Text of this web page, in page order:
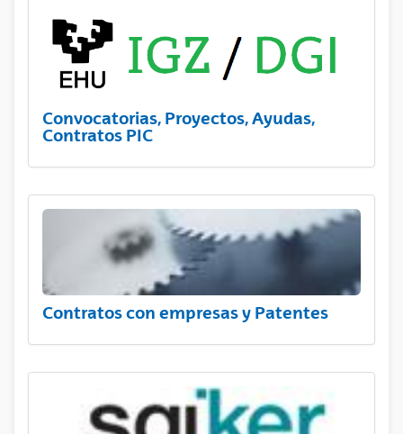
Convocatorias, Proyectos, Ayudas,
Contratos PIC
Contratos con empresas y Patentes